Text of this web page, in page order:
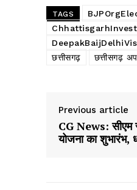
TAGS
छत्तीसगढ़
छत्तीसगढ़
Previous article
CG News: सीएम
योजना का